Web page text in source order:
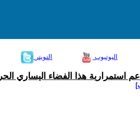
التويتر اليوتيوب
استمرارية هذا الفضاء اليساري الحر